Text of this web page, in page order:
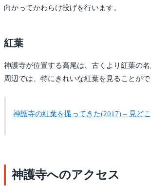
向かってかわらけ投げを行います。
紅葉
神護寺が位置する高尾は、古くより紅葉の
周辺では、特にきれいな紅葉を見ることが
神護寺の紅葉を撮ってきた(2017) – 見ど
神護寺へのアクセス